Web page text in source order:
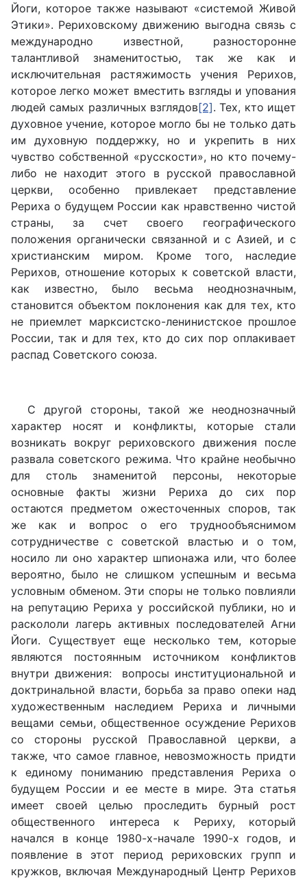
Йоги, которое также называют «системой Живой
Этики». Рериховскому движению выгодна связь с
международно известной, разносторонне
талантливой знаменитостью, так же как и
исключительная растяжимость учения Рерихов,
которое легко может вместить взгляды и упования
людей самых различных взглядов[2]. Тех, кто ищет
духовное учение, которое могло бы не только дать
им духовную поддержку, но и укрепить в них
чувство собственной «русскости», но кто почему-
либо не находит этого в русской православной
церкви, особенно привлекает представление
Рериха о будущем России как нравственно чистой
страны, за счет своего географического
положения органически связанной и с Азией, и с
христианским миром. Кроме того, наследие
Рерихов, отношение которых к советской власти,
как известно, было весьма неоднозначным,
становится объектом поклонения как для тех, кто
не приемлет марксистско-ленинистское прошлое
России, так и для тех, кто до сих пор оплакивает
распад Советского союза.
С другой стороны, такой же неоднозначный
характер носят и конфликты, которые стали
возникать вокруг рериховского движения после
развала советского режима. Что крайне необычно
для столь знаменитой персоны, некоторые
основные факты жизни Рериха до сих пор
остаются предметом ожесточенных споров, так
же как и вопрос о его труднообъяснимом
сотрудничестве с советской властью и о том,
носило ли оно характер шпионажа или, что более
вероятно, было не слишком успешным и весьма
условным обменом. Эти споры не только повлияли
на репутацию Рериха у российской публики, но и
раскололи лагерь активных последователей Агни
Йоги. Существует еще несколько тем, которые
являются постоянным источником конфликтов
внутри движения: вопросы институциональной и
доктринальной власти, борьба за право опеки над
художественным наследием Рериха и личными
вещами семьи, общественное осуждение Рерихов
со стороны русской Православной церкви, а
также, что самое главное, невозможность придти
к единому пониманию представления Рериха о
будущем России и ее месте в мире. Эта статья
имеет своей целью проследить бурный рост
общественного интереса к Рериху, который
начался в конце 1980-х-начале 1990-х годов, и
появление в этот период рериховских групп и
кружков, включая Международный Центр Рерихов